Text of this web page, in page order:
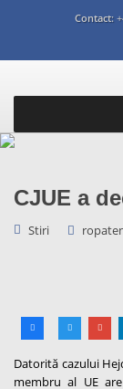
Contact:
CJUE a
Stiri
Datorită cazului
membru al UE